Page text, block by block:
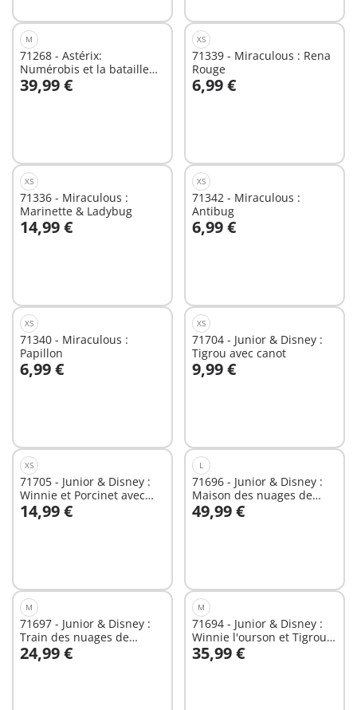
M
71268 - Astérix:
Numérobis et la bataille
du Palais
39,99 €
Au panier
XS
71339 - Miraculous : Rena
Rouge
6,99 €
Au panier
XS
71336 - Miraculous :
Marinette & Ladybug
14,99 €
Au panier
XS
71342 - Miraculous :
Antibug
6,99 €
Au panier
XS
71340 - Miraculous :
Papillon
6,99 €
Au panier
XS
71704 - Junior & Disney :
Tigrou avec canot
9,99 €
Au panier
XS
71705 - Junior & Disney :
Winnie et Porcinet avec
tronc
14,99 €
Au panier
L
71696 - Junior & Disney :
Maison des nuages de
Mickey et Minnie
49,99 €
Au panier
M
71697 - Junior & Disney :
Train des nuages de
Mickey et Minnie
24,99 €
Au panier
M
71694 - Junior & Disney :
Winnie l'ourson et Tigrou
avec jardin d'abeilles
35,99 €
Au panier